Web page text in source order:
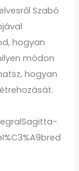
Szabó
hogyan
módon
hogyan